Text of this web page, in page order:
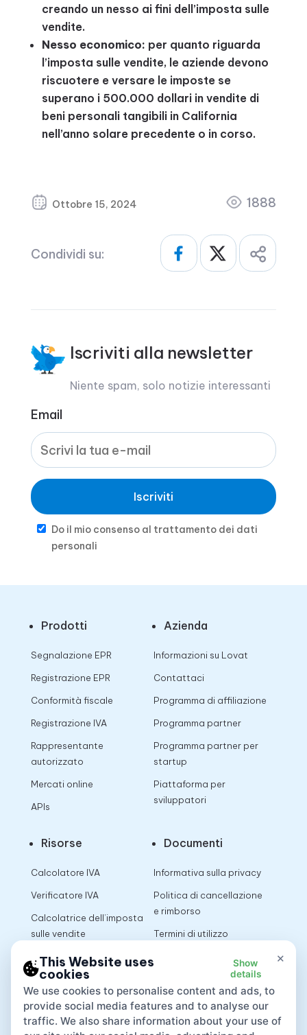
creando un nesso ai fini dell’imposta sulle
vendite.
Nesso economico: per quanto riguarda
l’imposta sulle vendite, le aziende devono
riscuotere e versare le imposte se
superano i 500.000 dollari in vendite di
beni personali tangibili in California
nell’anno solare precedente o in corso.
Ottobre 15, 2024 1888
Condividi su:
Iscriviti alla newsletter
Niente spam, solo notizie interessanti
Email
Iscriviti
Do il mio consenso al trattamento dei dati
personali
Prodotti
Segnalazione EPR
Registrazione EPR
Conformità fiscale
Registrazione IVA
Rappresentante
autorizzato
Mercati online
APIs
Azienda
Informazioni su Lovat
Contattaci
Programma di affiliazione
Programma partner
Programma partner per
startup
Piattaforma per
sviluppatori
Risorse
Calcolatore IVA
Verificatore IVA
Calcolatrice dell’imposta
sulle vendite
Documenti
Informativa sulla privacy
Politica di cancellazione
e rimborso
Termini di utilizzo
×
This Website uses
cookies
Show
details
We use cookies to personalise content and ads, to
provide social media features and to analyse our
traffic. We also share information about your use of